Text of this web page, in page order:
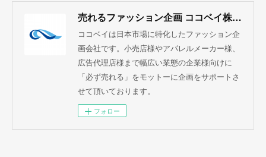
売れるファッション企画 ココベイ株式会社
ココベイは日本市場に特化したファッション企
画会社です。小売店様やアパレルメーカー様、
広告代理店様まで幅広い業態の企業様向けに
「必ず売れる」をモットーに企画をサポートさ
せて頂いております。
フォロー